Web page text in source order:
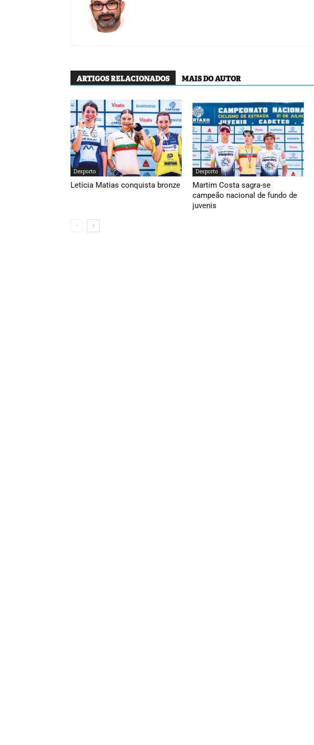
ARTIGOS RELACIONADOS MAIS DO AUTOR
Desporto
Letícia Matias conquista bronze
Desporto
Martim Costa sagra-se
campeão nacional de fundo de
juvenis